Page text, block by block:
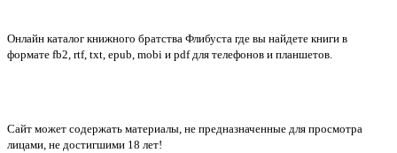
Онлайн каталог книжного братства Флибуста где вы найдете книги в
формате fb2, rtf, txt, epub, mobi и pdf для телефонов и планшетов.
Сайт может содержать материалы, не предназначенные для просмотра
лицами, не достигшими 18 лет!